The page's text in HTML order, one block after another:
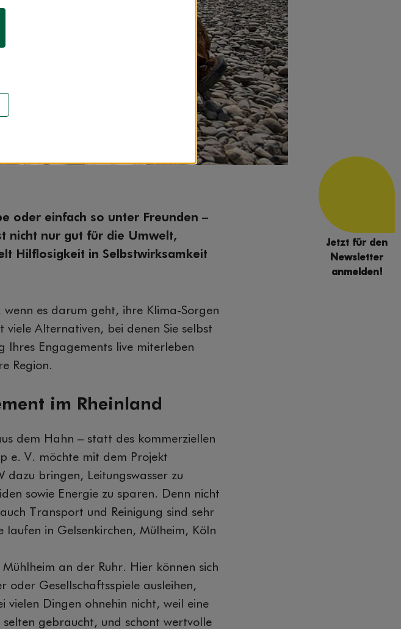
oder einfach so unter Freunden –
nicht nur gut für die Umwelt,
Hilflosigkeit in Selbstwirksamkeit
es darum geht, ihre Klima-Sorgen
Alternativen, bei denen Sie selbst
Ihres Engagements live miterleben
Region.
im Rheinland
dem Hahn – statt des kommerziellen
e. V. möchte mit dem Projekt
dazu bringen, Leitungswasser zu
sowie Energie zu sparen. Denn nicht
Transport und Reinigung sind sehr
in Gelsenkirchen, Mülheim, Köln
an der Ruhr. Hier können sich
oder Gesellschaftsspiele ausleihen,
vielen Dingen ohnehin nicht, weil eine
gebraucht, und schont wertvolle
Jetzt für den
Newsletter
anmelden!